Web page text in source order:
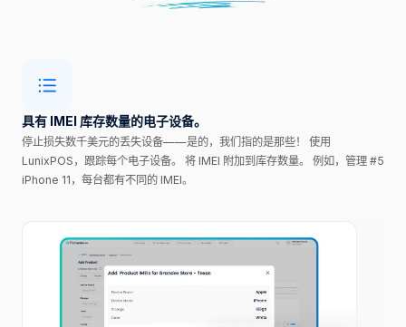
具有 IMEI 库存数量的电子设备。
停止损失数千美元的丢失设备——是的，我们指的是那些！ 使用
LunixPOS，跟踪每个电子设备。 将 IMEI 附加到库存数量。 例如，管理 #5
iPhone 11，每台都有不同的 IMEI。